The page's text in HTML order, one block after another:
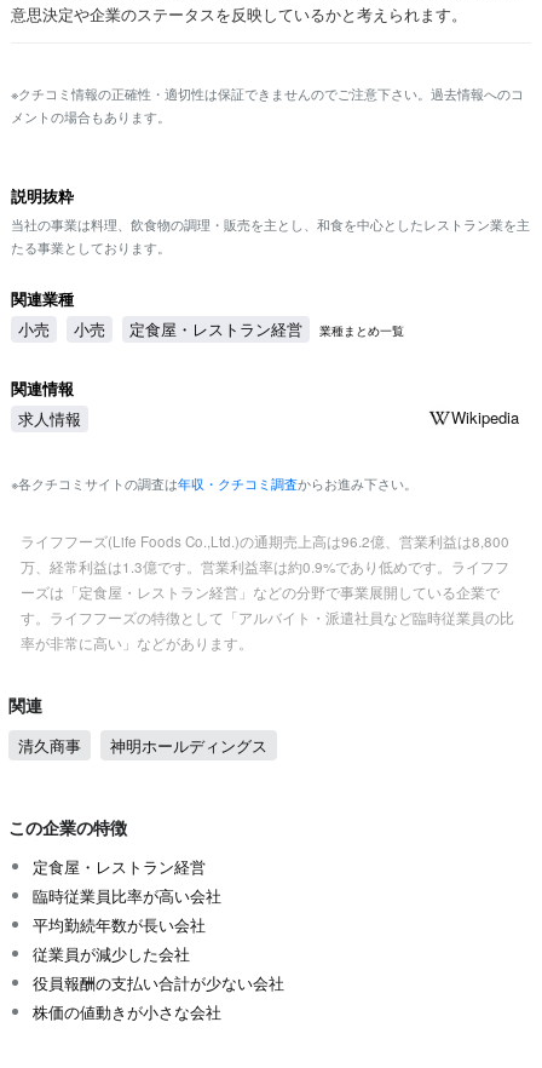
意思決定や企業のステータスを反映しているかと考えられます。
※クチコミ情報の正確性・適切性は保証できませんのでご注意下さい。過去情報へのコ
メントの場合もあります。
説明抜粋
当社の事業は料理、飲食物の調理・販売を主とし、和食を中心としたレストラン業を主
たる事業としております。
関連業種
小売
小売 定食屋・レストラン経営 業種まとめ一覧
関連情報
求人情報
Wikipedia
※各クチコミサイトの調査は年収・クチコミ調査からお進み下さい。
ライフフーズ(Life Foods Co.,Ltd.)の通期売上高は96.2億、営業利益は8,800
万、経常利益は1.3億です。営業利益率は約0.9%であり低めです。ライフフ
ーズは「定食屋・レストラン経営」などの分野で事業展開している企業で
す。ライフフーズの特徴として「アルバイト・派遣社員など臨時従業員の比
率が非常に高い」などがあります。
関連
清久商事 神明ホールディングス
この企業の特徴
定食屋・レストラン経営
臨時従業員比率が高い会社
平均勤続年数が長い会社
従業員が減少した会社
役員報酬の支払い合計が少ない会社
株価の値動きが小さな会社